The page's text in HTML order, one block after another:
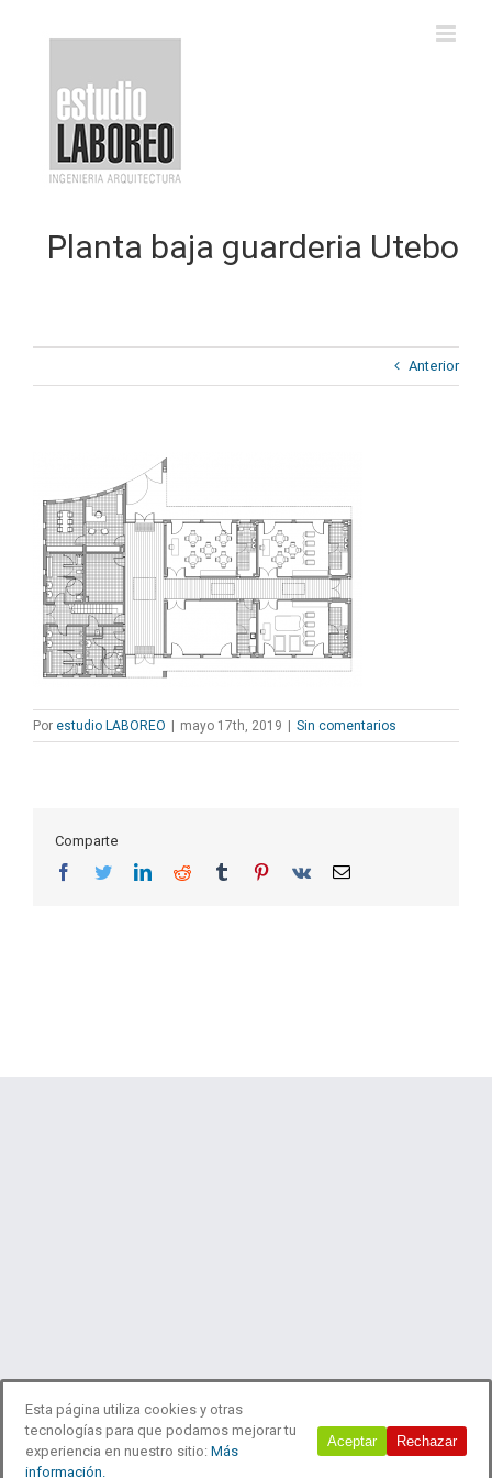
Planta baja guarderia Utebo
Anterior
Por estudio LABOREO mayo 17th, 2019 Sin comentarios
Comparte
Facebook
TwitterLinkedInReddit Tumblr Pinterest
Vk
Correo
© 2018 Estudio Laboreo
Esta página utiliza cookies y otras
tecnologías para que podamos mejorar tu
experiencia en nuestro sitio: Más
información.
Aceptar Rechazar